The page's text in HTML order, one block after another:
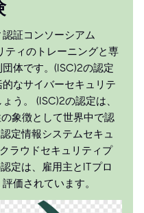
証コンソーシアム
ティのトレーニングと専
体です。(ISC)²の認定
なサイバーセキュリテ
う。 (ISC)²の認定は、
象徴として世界中で認
定情報システムセキュ
ラウドセキュリティプ
定は、雇用主とITプロ
価されています。